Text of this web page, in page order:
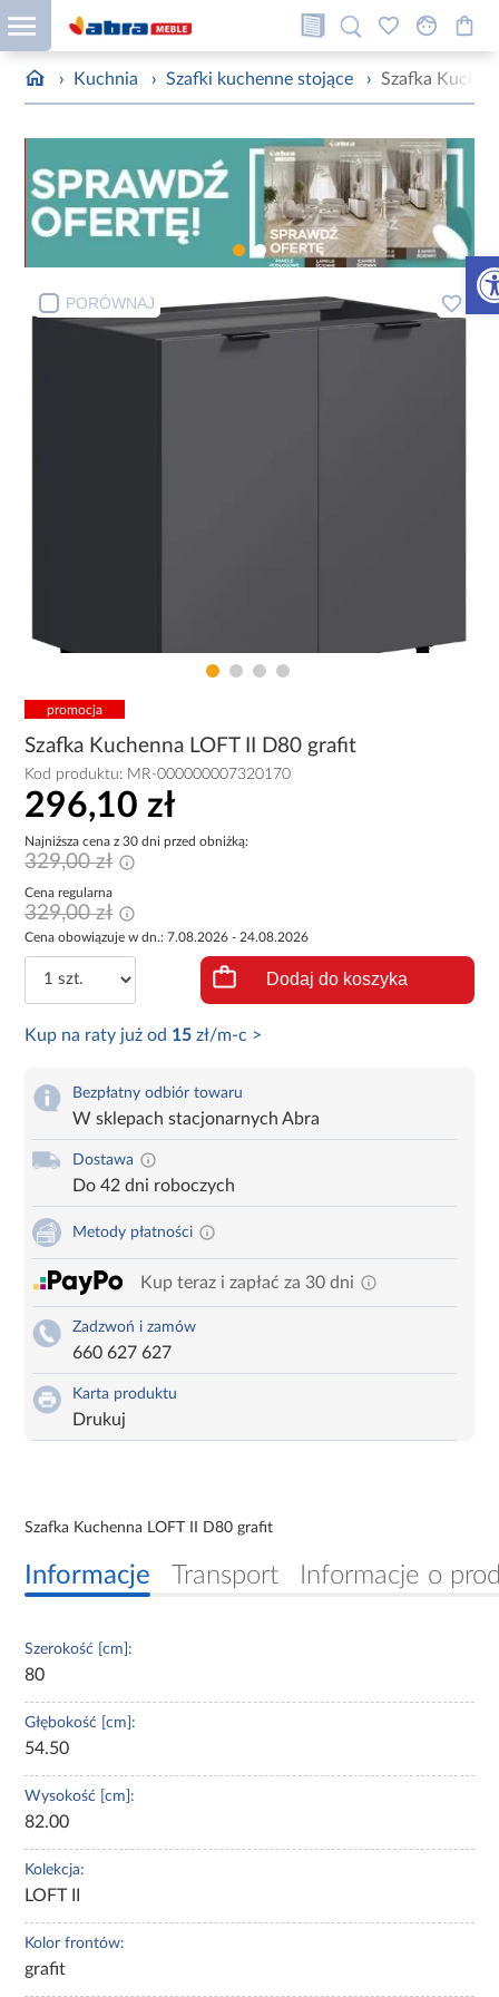
› Kuchnia › Szafki kuchenne stojące › Szafka
PORÓWNAJ
promocja
Szafka Kuchenna LOFT II D80 grafit
Kod produktu: MR-000000007320170
296,10 zł
Najniższa cena z 30 dni przed obniżką:
329,00 zł
Cena regularna
329,00 zł
Cena obowiązuje w dn.: 7.08.2026 - 24.08.2026
Dodaj do koszyka
Kup na raty już od 15 zł/m-c >
Bezpłatny odbiór towaru
W sklepach stacjonarnych Abra
Dostawa
Do 42 dni roboczych
Metody płatności
Kup teraz i zapłać za 30 dni
Zadzwoń i zamów
660 627 627
Karta produktu
Drukuj
Szafka Kuchenna LOFT II D80 grafit
Informacje Transport Informacje o
Szerokość [cm]:
80
Głębokość [cm]:
54.50
Wysokość [cm]:
82.00
Kolekcja:
LOFT II
Kolor frontów:
grafit